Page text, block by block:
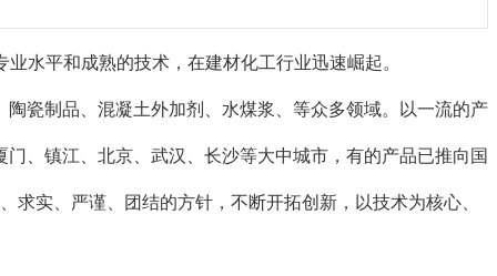
水平和成熟的技术，在建材化工行业迅速崛起。
瓷制品、混凝土外加剂、水煤浆、等众多领域。以一流的产
、镇江、北京、武汉、长沙等大中城市，有的产品已推向国
实、严谨、团结的方针，不断开拓创新，以技术为核心、